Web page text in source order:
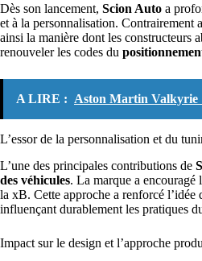
Dès son lancement, Scion Auto a
et à la personnalisation. Contrairement
ainsi la manière dont les constructeurs
renouveler les codes du
A LIRE : Aston Martin Valkyrie
L’essor de la personnalisation et du
L’une des principales contributions de
des véhicules. La marque a encouragé
la xB. Cette approche a renforcé l’idée
influençant durablement les pratiques
Impact sur le design et l’approche